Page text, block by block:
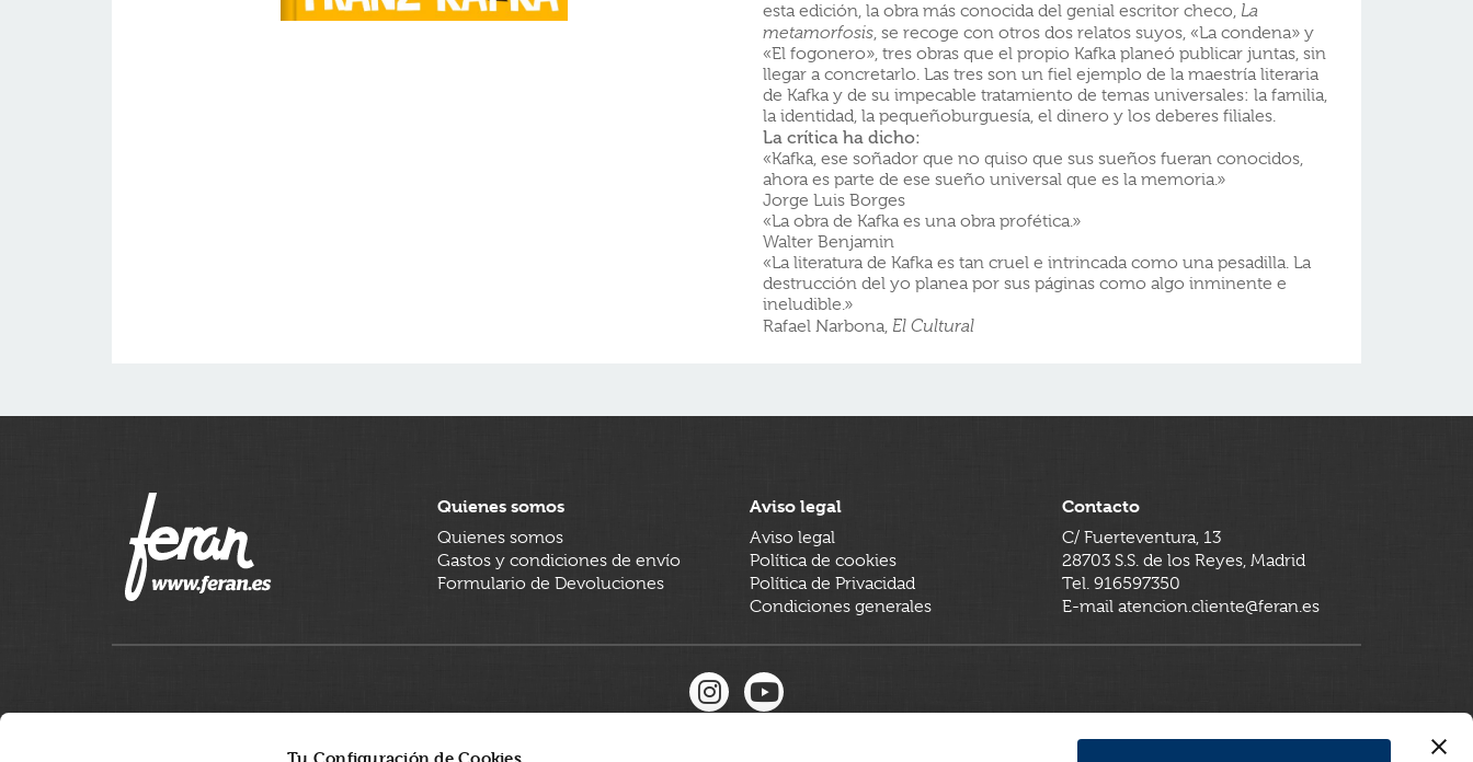
Tu Configuración de Cookies
esta edición, la obra más conocida del genial escritor checo, La
metamorfosis, se recoge con otros dos relatos suyos, «La condena» y
«El fogonero», tres obras que el propio Kafka planeó publicar juntas, sin
llegar a concretarlo. Las tres son un fiel ejemplo de la maestría literaria
de Kafka y de su impecable tratamiento de temas universales: la familia,
la identidad, la pequeñoburguesía, el dinero y los deberes filiales.
La crítica ha dicho:
«Kafka, ese soñador que no quiso que sus sueños fueran conocidos,
ahora es parte de ese sueño universal que es la memoria.»
Jorge Luis Borges
«La obra de Kafka es una obra profética.»
Walter Benjamin
«La literatura de Kafka es tan cruel e intrincada como una pesadilla. La
destrucción del yo planea por sus páginas como algo inminente e
ineludible.»
Rafael Narbona, El Cultural
Quienes somos
Quienes somos
Gastos y condiciones de envío
Formulario de Devoluciones
Aviso legal
Aviso legal
Política de cookies
Política de Privacidad
Condiciones generales
Contacto
C/ Fuerteventura, 13
28703 S.S. de los Reyes, Madrid
Tel. 916597350
E-mail atencion.cliente@feran.es